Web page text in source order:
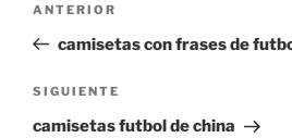
entradas
Entrada
anterior:
ANTERIOR
camisetas con frases de
Siguiente
entrada
SIGUIENTE
camisetas futbol de china